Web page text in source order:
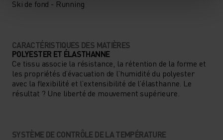
Ski de fond - Running
CARACTÉRISTIQUES DES MATIÈRES
POLYESTER ET ÉLASTHANNE
Ce tissu associe la résistance, la rétention de la forme et
les propriétés d’évacuation de l’humidité du polyester
avec la flexibilité et l’extensibilité de l’élasthanne. Le
résultat ? Une liberté de mouvement supérieure.
SYSTÈME DE CONTRÔLE DE LA TEMPÉRATURE